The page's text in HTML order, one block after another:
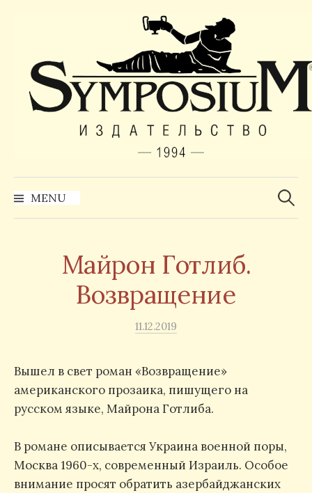
MENU Найти:
Майрон Готлиб.
Возвращение
11.12.2019
Вышел в свет роман «Возвращение»
американского прозаика, пишущего на
русском языке, Майрона Готлиба.
В романе описывается Украина военной поры,
Москва 1960-х, современный Израиль. Особое
внимание просят обратить азербайджанских